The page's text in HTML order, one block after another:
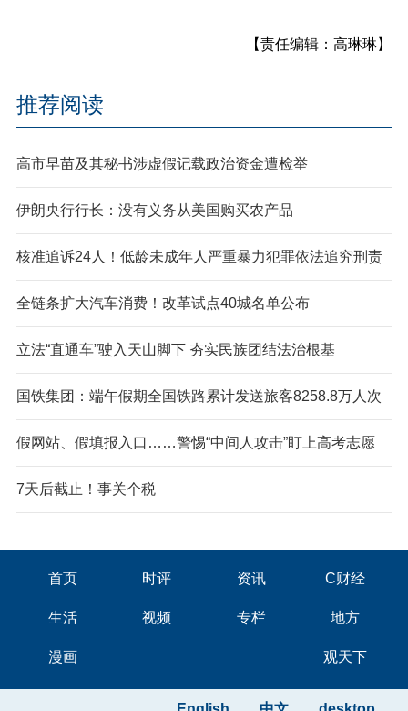
【责任编辑：高琳琳】
推荐阅读
高市早苗及其秘书涉虚假记载政治资金遭检举
伊朗央行行长：没有义务从美国购买农产品
核准追诉24人！低龄未成年人严重暴力犯罪依法追究刑责
全链条扩大汽车消费！改革试点40城名单公布
立法“直通车”驶入天山脚下 夯实民族团结法治根基
国铁集团：端午假期全国铁路累计发送旅客8258.8万人次
假网站、假填报入口……警惕“中间人攻击”盯上高考志愿
7天后截止！事关个税
首页 时评 资讯 C财经
生活 视频 专栏 地方
漫画 观天下